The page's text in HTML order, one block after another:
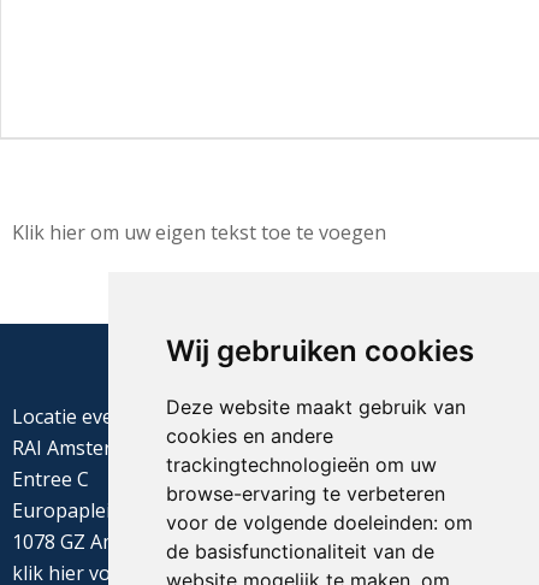
Wij gebruiken cookies
Deze website maakt gebruik van
cookies en andere
trackingtechnologieën om uw
browse-ervaring te verbeteren
voor de volgende doeleinden: om
de basisfunctionaliteit van de
website mogelijk te maken, om
Klik hier om uw eigen tekst toe te voegen
Locatie evenement
RAI Amsterdam
Entree C
Europaplein 22
1078 GZ Amsterdam
klik hiervoor de routebeschrijving